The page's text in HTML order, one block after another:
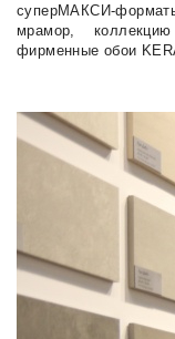
мрамор ,
фирменные обои